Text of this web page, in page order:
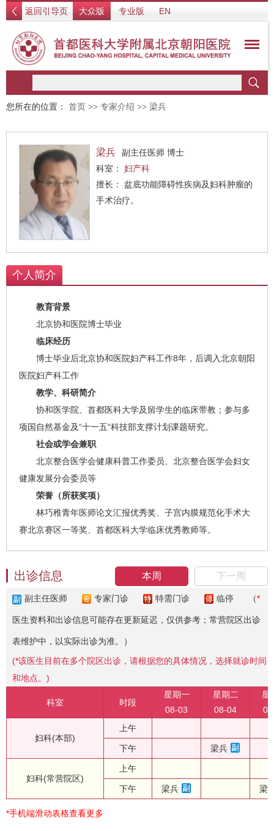
返回引导页 大众版 专业版 EN
您所在的位置： 首页 >> 专家介绍 >> 梁兵
梁兵
副主任医师 博士
科室： 妇产科
擅长： 盆底功能障碍性疾病及妇科肿瘤的
手术治疗。
个人简介
教育背景
北京协和医院博士毕业
临床经历
博士毕业后北京协和医院妇产科工作8年，后调入北京朝阳
医院妇产科工作
教学、科研简介
协和医学院、首都医科大学及留学生的临床带教；参与多
项国自然基金及“十一五“科技部支撑计划课题研究。
社会或学会兼职
北京整合医学会健康科普工作委员、北京整合医学会妇女
健康发展分会委员等
荣誉（所获奖项）
林巧稚青年医师论文汇报优秀奖、子宫内膜规范化手术大
赛北京赛区一等奖、首都医科大学临床优秀教师等。
本周 下一周
出诊信息
副主任医师 专家门诊 特需门诊 临停 （*
医生资料和出诊信息可能存在更新延迟，仅供参考；常营院区出诊
表维护中，以实际出诊为准。）
(*该医生目前在多个院区出诊，请根据您的具体情况，选择就诊时间
和地点。)
科室 时段
星期一
08-03
星期二
08-04
星
妇科(本部)
上午
下午 梁兵
妇科(常营院区)
上午
下午 梁兵 梁
*手机端滑动表格查看更多